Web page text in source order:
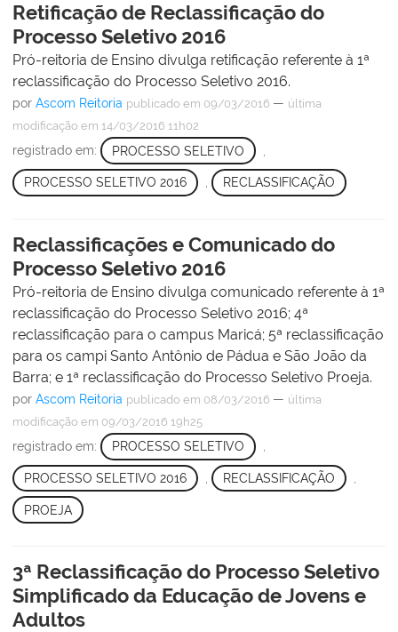
Retificação de Reclassificação do
Processo Seletivo 2016
Pró-reitoria de Ensino divulga retificação referente à 1ª
reclassificação do Processo Seletivo 2016.
por Ascom Reitoria publicado em 09/03/2016 — última
modificação em 14/03/2016 11h02
registrado em: PROCESSO SELETIVO
PROCESSO SELETIVO 2016 , RECLASSIFICAÇÃO
Reclassificações e Comunicado do
Processo Seletivo 2016
Pró-reitoria de Ensino divulga comunicado referente à 1ª
reclassificação do Processo Seletivo 2016; 4ª
reclassificação para o campus Maricá; 5ª reclassificação
para os campi Santo Antônio de Pádua e São João da
Barra; e 1ª reclassificação do Processo Seletivo Proeja.
por Ascom Reitoria publicado em 08/03/2016 — última
modificação em 09/03/2016 19h25
registrado em: PROCESSO SELETIVO
PROCESSO SELETIVO 2016 RECLASSIFICAÇÃO
PROEJA
3ª Reclassificação do Processo Seletivo
Simplificado da Educação de Jovens e
Adultos